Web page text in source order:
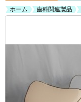
ホーム
歯科関連製品